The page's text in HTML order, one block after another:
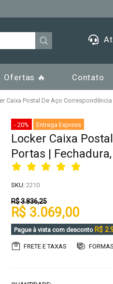
Ofertas 🔥 Contato
Caixa Postal De Aço
- 20% Entrega Express
Locker Caixa
Portas |
SKU: 2210
R$ 3.836,25
R$ 3.069,00
Pague à vista com desconto R$
FRETE E TAXAS